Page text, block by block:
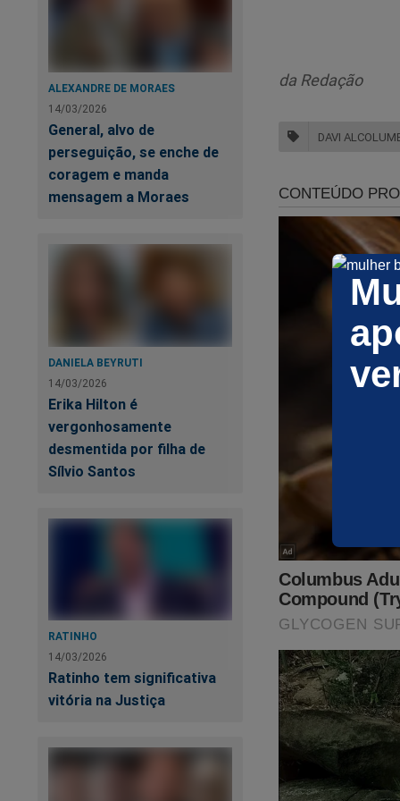
ALEXANDRE DE MORAES
14/03/2026
General, alvo de
perseguição, se enche de
coragem e manda
mensagem a Moraes
DANIELA BEYRUTI
14/03/2026
Erika Hilton é
vergonhosamente
desmentida por filha de
Sílvio Santos
RATINHO
14/03/2026
Ratinho tem significativa
vitória na Justiça
acompanhar a
no banco do
Ele permaneceu
empresas.
registrado em
importados em
Luiz Brasil
Documentos
transferido para
episódio
daquele mês,
a Operação Route-
Procurado, André
2022, com o valor
formalização da
material”.
O Código de
30 dias para
multa.
As investigações
um suposto
Amapá. Segundo
utilizando sua
De acordo com
dinheiro que,
empresário.
públicos.
da Redação
DAVI